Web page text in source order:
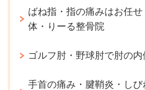
ばね指・指の痛みはお任
体・りーる整骨院
ゴルフ肘・野球肘で肘の
手首の痛み・腱鞘炎・しび